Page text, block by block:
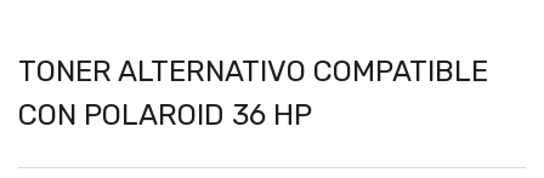
TONER ALTERNATIVO COMPATIBLE
CON POLAROID 36 HP